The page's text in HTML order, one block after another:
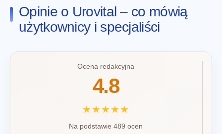
Opinie o Urovital – co mówią
użytkownicy i specjaliści
Ocena redakcyjna
4.8
★★★★★
Na podstawie 489 ocen